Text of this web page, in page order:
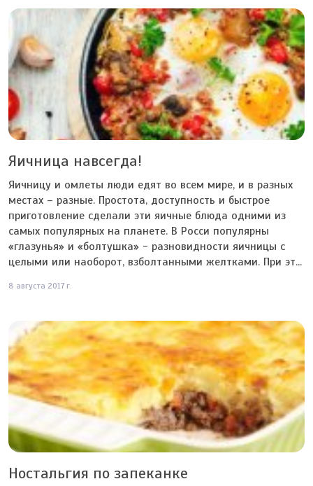
Яичница навсегда!
Яичницу и омлеты люди едят во всем мире, и в разных
местах – разные. Простота, доступность и быстрое
приготовление сделали эти яичные блюда одними из
самых популярных на планете. В Росси популярны
«глазунья» и «болтушка» - разновидности яичницы с
целыми или наоборот, взболтанными желтками. При эт...
8 августа 2017 г.
Ностальгия по запеканке